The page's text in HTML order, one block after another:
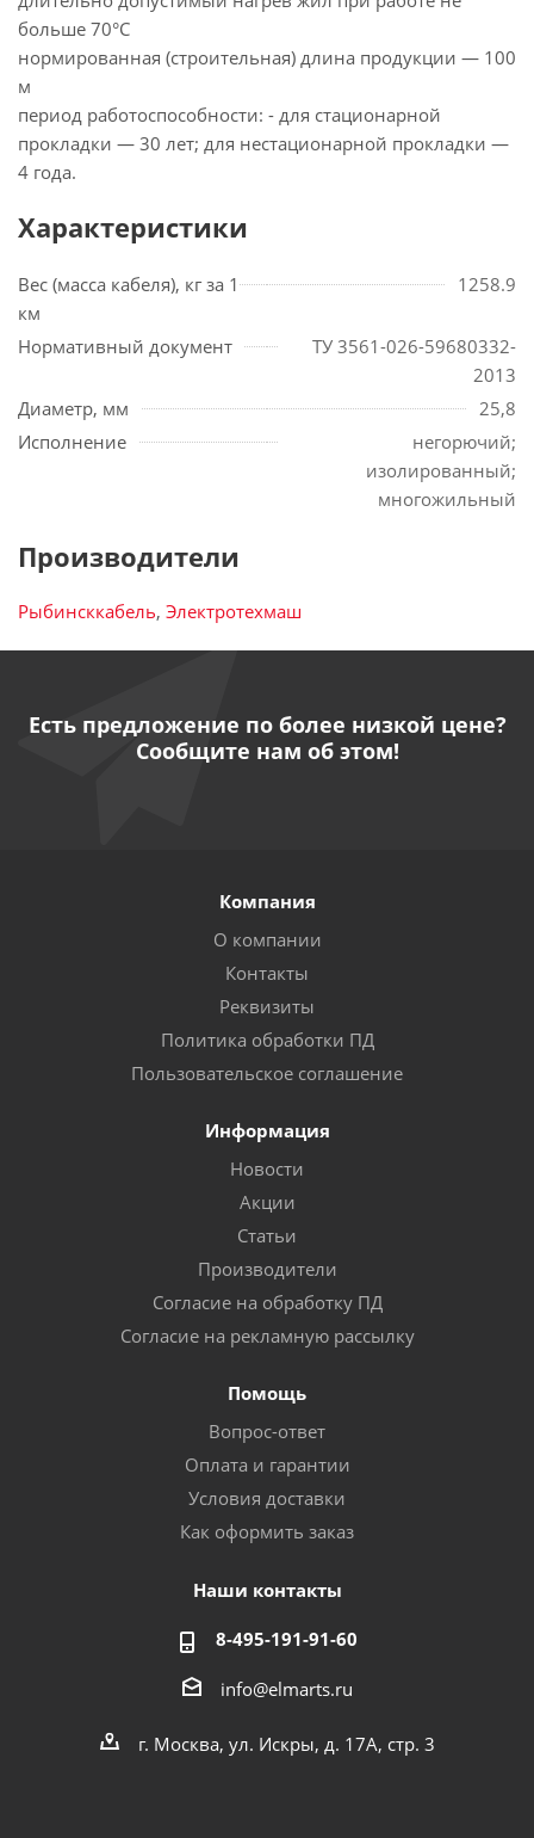
больше 70°С
нормированная (строительная) длина продукции — 100
м
период работоспособности: - для стационарной
прокладки — 30 лет; для нестационарной прокладки —
4 года.
Характеристики
Вес (масса кабеля), кг за 1
км
1258.9
Нормативный документ
ТУ 3561-026-59680332-
2013
Диаметр, мм
25,8
Исполнение
негорючий;
изолированный;
многожильный
Производители
Рыбинсккабель, Электротехмаш
Есть предложение по более низкой цене?
Сообщите нам об этом!
Компания
О компании
Контакты
Реквизиты
Политика обработки ПД
Пользовательское соглашение
Информация
Новости
Акции
Статьи
Производители
Согласие на обработку ПД
Согласие на рекламную рассылку
Помощь
Вопрос-ответ
Оплата и гарантии
Условия доставки
Как оформить заказ
Наши контакты
8-495-191-91-60
info@elmarts.ru
г. Москва, ул. Искры, д. 17А, стр. 3